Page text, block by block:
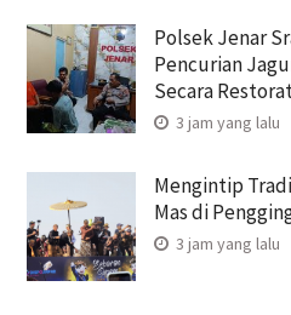
Polsek Jenar
Pencurian
Secara
3 jam yang lalu
Mengintip
Mas di
3 jam yang lalu